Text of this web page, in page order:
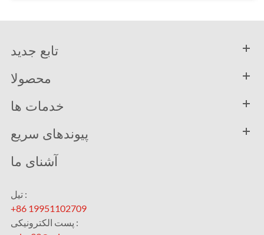
تابع جدید
محصولا
خدمات ها
پیوندهای سریع
آشنای ما
تیل :
+86 19951102709
پست الکترونیکی :